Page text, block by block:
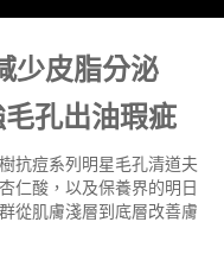
少皮脂分泌
孔出油瑕疵
抗痘系列明星毛孔清道夫
仁酸，以及保養界的明日
從肌膚淺層到底層改善膚